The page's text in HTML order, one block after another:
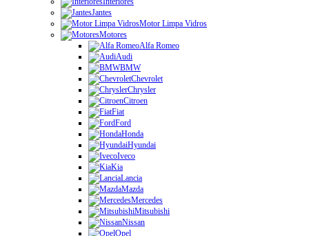
Jantes
Motor Limpa Vidros
Motores
Alfa Romeo
Audi
BMW
Chevrolet
Chrysler
Citroen
Fiat
Ford
Honda
Hyundai
Iveco
Kia
Lancia
Mazda
Mercedes
Mitsubishi
Nissan
Opel